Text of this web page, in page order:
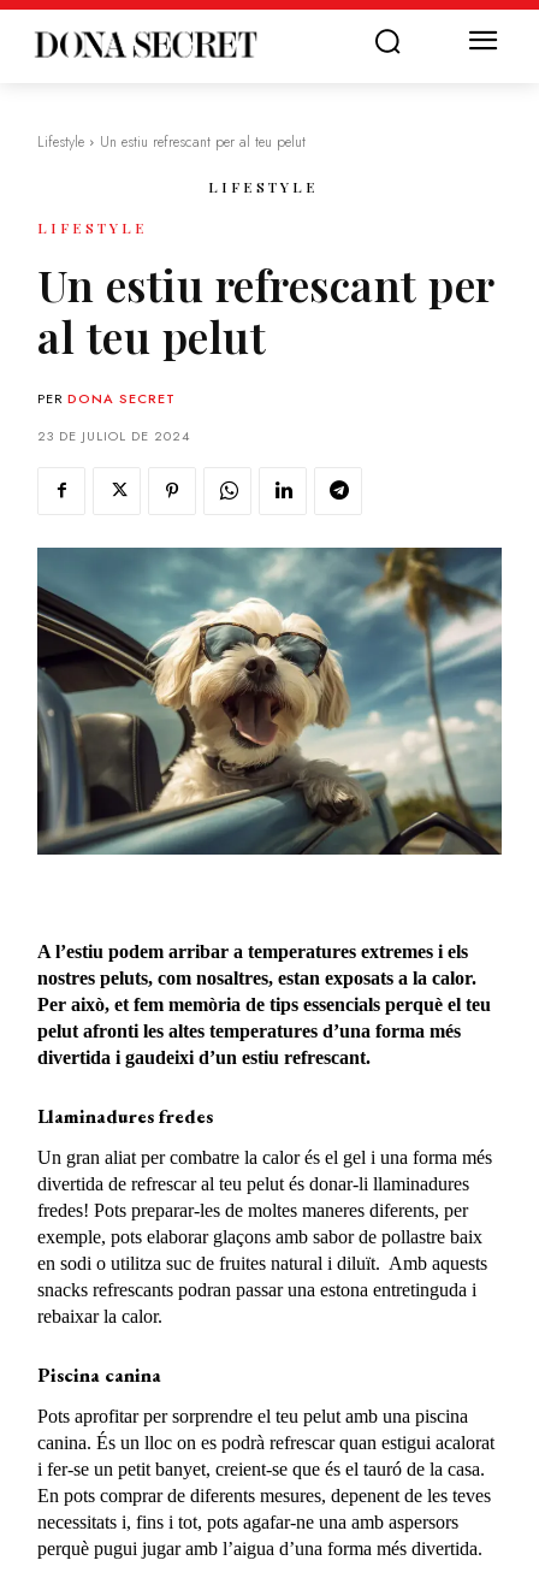
Lifestyle Un estiu refrescant per al teu pelut
LIFESTYLE
LIFESTYLE
Un estiu refrescant per
al teu pelut
PER DONA SECRET
23 DE JULIOL DE 2024
A l’estiu podem arribar a temperatures extremes i els
nostres peluts, com nosaltres, estan exposats a la calor.
Per això, et fem memòria de tips essencials perquè el teu
pelut afronti les altes temperatures d’una forma més
divertida i gaudeixi d’un estiu refrescant.
Llaminadures fredes
Un gran aliat per combatre la calor és el gel i una forma més
divertida de refrescar al teu pelut és donar-li llaminadures
fredes! Pots preparar-les de moltes maneres diferents, per
exemple, pots elaborar glaçons amb sabor de pollastre baix
en sodi o utilitza suc de fruites natural i diluït. Amb aquests
snacks refrescants podran passar una estona entretinguda i
rebaixar la calor.
Piscina canina
Pots aprofitar per sorprendre el teu pelut amb una piscina
canina. És un lloc on es podrà refrescar quan estigui acalorat
i fer-se un petit banyet, creient-se que és el tauró de la casa.
En pots comprar de diferents mesures, depenent de les teves
necessitats i, fins i tot, pots agafar-ne una amb aspersors
perquè pugui jugar amb l’aigua d’una forma més divertida.